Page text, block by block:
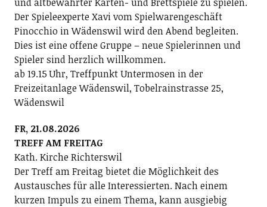
Der Spieleexperte Xavi vom Spielwarengeschäft
Pinocchio in Wädenswil wird den Abend begleiten.
Dies ist eine offene Gruppe – neue Spielerinnen und
Spieler sind herzlich willkommen.
ab 19.15 Uhr, Treffpunkt Untermosen in der
Freizeitanlage Wädenswil, Tobelrainstrasse 25,
Wädenswil
FR, 21.08.2026
TREFF AM FREITAG
Kath. Kirche Richterswil
Der Treff am Freitag bietet die Möglichkeit des
Austausches für alle Interessierten. Nach einem
kurzen Impuls zu einem Thema, kann ausgiebig